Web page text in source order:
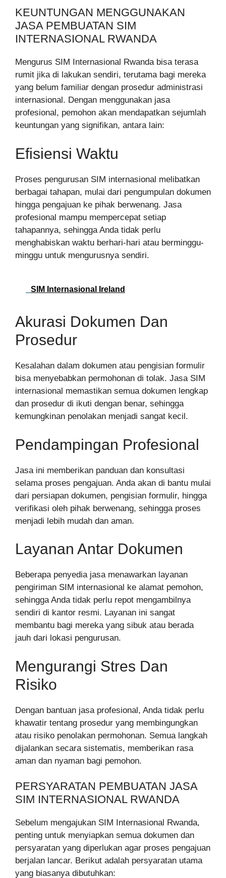
KEUNTUNGAN MENGGUNAKAN
JASA PEMBUATAN SIM
INTERNASIONAL RWANDA
Mengurus SIM Internasional Rwanda bisa terasa
rumit jika di lakukan sendiri, terutama bagi mereka
yang belum familiar dengan prosedur administrasi
internasional. Dengan menggunakan jasa
profesional, pemohon akan mendapatkan sejumlah
keuntungan yang signifikan, antara lain:
Efisiensi Waktu
Proses pengurusan SIM internasional melibatkan
berbagai tahapan, mulai dari pengumpulan dokumen
hingga pengajuan ke pihak berwenang. Jasa
profesional mampu mempercepat setiap
tahapannya, sehingga Anda tidak perlu
menghabiskan waktu berhari-hari atau berminggu-
minggu untuk mengurusnya sendiri.
SIM Internasional Ireland
Akurasi Dokumen Dan
Prosedur
Kesalahan dalam dokumen atau pengisian formulir
bisa menyebabkan permohonan di tolak. Jasa SIM
internasional memastikan semua dokumen lengkap
dan prosedur di ikuti dengan benar, sehingga
kemungkinan penolakan menjadi sangat kecil.
Pendampingan Profesional
Jasa ini memberikan panduan dan konsultasi
selama proses pengajuan. Anda akan di bantu mulai
dari persiapan dokumen, pengisian formulir, hingga
verifikasi oleh pihak berwenang, sehingga proses
menjadi lebih mudah dan aman.
Layanan Antar Dokumen
Beberapa penyedia jasa menawarkan layanan
pengiriman SIM internasional ke alamat pemohon,
sehingga Anda tidak perlu repot mengambilnya
sendiri di kantor resmi. Layanan ini sangat
membantu bagi mereka yang sibuk atau berada
jauh dari lokasi pengurusan.
Mengurangi Stres Dan
Risiko
Dengan bantuan jasa profesional, Anda tidak perlu
khawatir tentang prosedur yang membingungkan
atau risiko penolakan permohonan. Semua langkah
dijalankan secara sistematis, memberikan rasa
aman dan nyaman bagi pemohon.
PERSYARATAN PEMBUATAN JASA
SIM INTERNASIONAL RWANDA
Sebelum mengajukan SIM Internasional Rwanda,
penting untuk menyiapkan semua dokumen dan
persyaratan yang diperlukan agar proses pengajuan
berjalan lancar. Berikut adalah persyaratan utama
yang biasanya dibutuhkan: